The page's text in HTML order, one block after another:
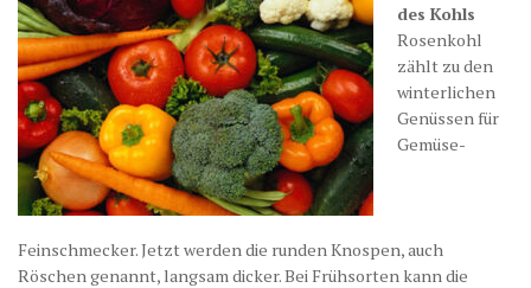
des Kohls
Rosenkohl
zählt zu den
winterlichen
Genüssen für
Gemüse-
Feinschmecker. Jetzt werden die runden Knospen, auch
Röschen genannt, langsam dicker. Bei Früh­sorten kann die